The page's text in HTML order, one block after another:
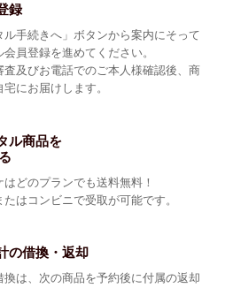
録
ル手続きへ」ボタンから案内にそって
会員登録を進めてください。
査及びお電話でのご本人様確認後、商
にお届けします。
ル商品を
はどのプランでも送料無料！
たはコンビニで受取が可能です。
の借換・返却
換は、次の商品を予約後に付属の返却